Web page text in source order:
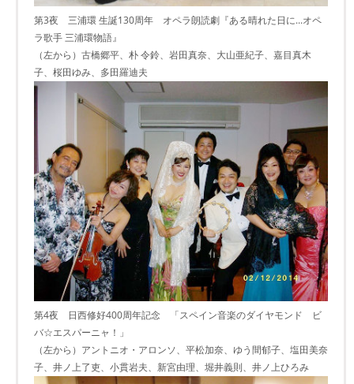
第3夜 三浦環 生誕130周年 オペラ朗読劇『ある晴れた日に...オペ
ラ歌手 三浦環物語』
（左から）古橋郷平、朴 令鈴、岩田真奈、大山亜紀子、嘉目真木
子、桜田ゆみ、多田羅迪夫
第4夜 日西修好400周年記念 「スペイン音楽のダイヤモンド ビ
バ☆エスパーニャ！」
（左から）アントニオ・アロンソ、平松加奈、ゆう間郁子、塩田美奈
子、井ノ上了吏、小貫岩夫、新宮由理、堀井義則、井ノ上ひろみ